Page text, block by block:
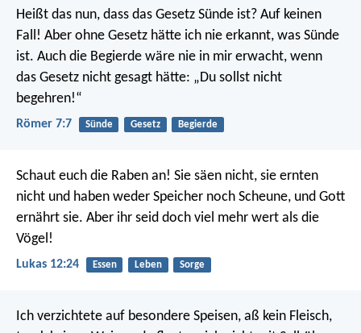
Heißt das nun, dass das Gesetz Sünde ist? Auf keinen
Fall! Aber ohne Gesetz hätte ich nie erkannt, was Sünde
ist. Auch die Begierde wäre nie in mir erwacht, wenn
das Gesetz nicht gesagt hätte: „Du sollst nicht
begehren!“
Römer 7:7 Sünde Gesetz Begierde
Schaut euch die Raben an! Sie säen nicht, sie ernten
nicht und haben weder Speicher noch Scheune, und Gott
ernährt sie. Aber ihr seid doch viel mehr wert als die
Vögel!
Lukas 12:24 Essen Leben Sorge
Ich verzichtete auf besondere Speisen, aß kein Fleisch,